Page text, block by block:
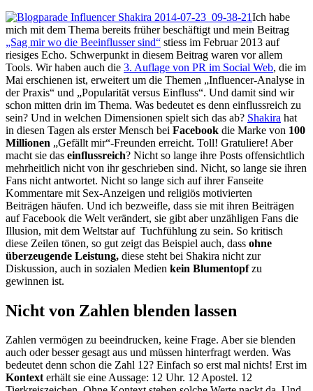
Ich habe
mich mit dem Thema bereits früher beschäftigt und mein Beitrag
„Sag mir wo die Beeinflusser sind“ stiess im Februar 2013 auf
riesiges Echo. Schwerpunkt in diesem Beitrag waren vor allem
Tools. Wir haben auch die 3. Auflage von PR im Social Web, die im
Mai erschienen ist, erweitert um die Themen „Influencer-Analyse in
der Praxis“ und „Popularität versus Einfluss“. Und damit sind wir
schon mitten drin im Thema. Was bedeutet es denn einflussreich zu
sein? Und in welchen Dimensionen spielt sich das ab? Shakira hat
in diesen Tagen als erster Mensch bei Facebook die Marke von 100
Millionen „Gefällt mir“-Freunden erreicht. Toll! Gratuliere! Aber
macht sie das einflussreich? Nicht so lange ihre Posts offensichtlich
mehrheitlich nicht von ihr geschrieben sind. Nicht, so lange sie ihren
Fans nicht antwortet. Nicht so lange sich auf ihrer Fanseite
Kommentare mit Sex-Anzeigen und religiös motivierten
Beiträgen häufen. Und ich bezweifle, dass sie mit ihren Beiträgen
auf Facebook die Welt verändert, sie gibt aber unzähligen Fans die
Illusion, mit dem Weltstar auf Tuchfühlung zu sein. So kritisch
diese Zeilen tönen, so gut zeigt das Beispiel auch, dass ohne
überzeugende Leistung, diese steht bei Shakira nicht zur
Diskussion, auch in sozialen Medien kein Blumentopfzu
gewinnen ist.
Nicht von Zahlen blenden lassen
Zahlen vermögen zu beeindrucken, keine Frage. Aber sie blenden
auch oder besser gesagt aus und müssen hinterfragt werden. Was
bedeutet denn schon die Zahl 12? Einfach so erst mal nichts! Erst im
Kontexterhält sie eine Aussage: 12 Uhr. 12 Apostel. 12